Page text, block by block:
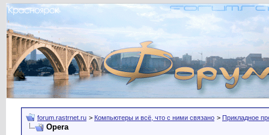
forum.rastrnet.ru > Компьютеры и всё, что с ними связано > Прикладное
Opera